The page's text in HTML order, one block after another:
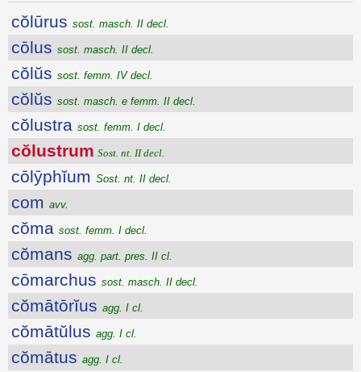
cŏlūrus sost. masch. II decl.
cōlus sost. masch. II decl.
cŏlŭs sost. femm. IV decl.
cŏlŭs sost. masch. e femm. II decl.
cŏlustra sost. femm. I decl.
cŏlustrum Sost. nt. II decl.
cōlȳphĭum Sost. nt. II decl.
com avv.
cŏma sost. femm. I decl.
cŏmans agg. part. pres. II cl.
cōmarchus sost. masch. II decl.
cŏmātōrĭus agg. I cl.
cŏmātŭlus agg. I cl.
cŏmātus agg. I cl.